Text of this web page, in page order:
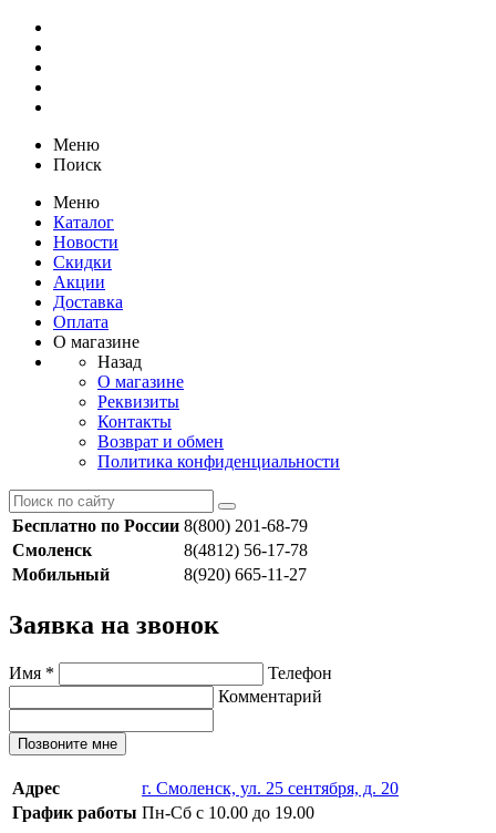
Меню
Поиск
Меню
Каталог
Новости
Скидки
Акции
Доставка
Оплата
О магазине
Назад
О магазине
Реквизиты
Контакты
Возврат и обмен
Политика конфиденциальности
Бесплатно по России 8(800) 201-68-79
Смоленск
8(4812) 56-17-78
Мобильный
8(920) 665-11-27
Заявка на звонок
Имя *
Телефон
Комментарий
Позвоните мне
Адрес
г. Смоленск, ул. 25 сентября, д. 20
График работы Пн-Сб с 10.00 до 19.00